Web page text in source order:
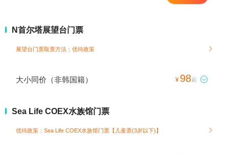
N首尔塔展望台门票
展望台门票取票方法； 优待政策 
大小同价（非韩国籍） ¥ 98起 
Sea Life COEX水族馆门票
优待政策：Sea Life COEX水族馆门票【儿童票(3岁以下)】 